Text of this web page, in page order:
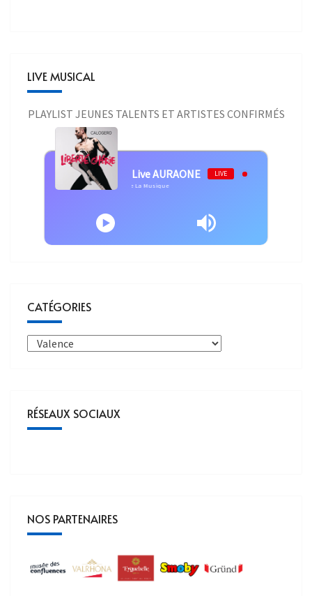
LIVE MUSICAL
PLAYLIST JEUNES TALENTS ET ARTISTES CONFIRMÉS
Live AURAONE LIVE
Calogero - Calogero - Je Joue De La Musique
CATÉGORIES
RÉSEAUX SOCIAUX
NOS PARTENAIRES